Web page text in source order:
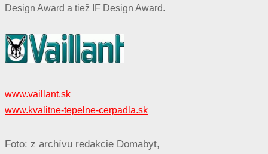
Design Award a tiež IF Design Award.
www.vaillant.sk
www.kvalitne-tepelne-cerpadla.sk
Foto: z archívu redakcie Domabyt,